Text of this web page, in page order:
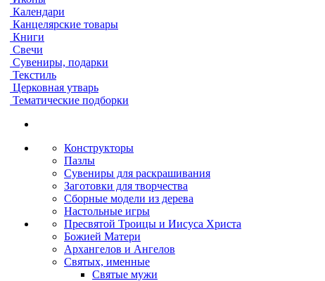
Календари
Канцелярские товары
Книги
Свечи
Сувениры, подарки
Текстиль
Церковная утварь
Тематические подборки
Конструкторы
Пазлы
Сувениры для раскрашивания
Заготовки для творчества
Сборные модели из дерева
Настольные игры
Пресвятой Троицы и Иисуса Христа
Божией Матери
Архангелов и Ангелов
Святых, именные
Святые мужи